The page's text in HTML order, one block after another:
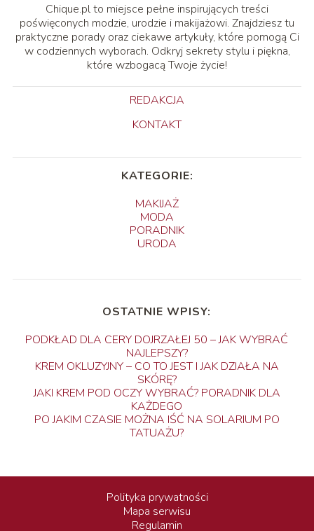
Chique.pl to miejsce pełne inspirujących treści
poświęconych modzie, urodzie i makijażowi. Znajdziesz tu
praktyczne porady oraz ciekawe artykuły, które pomogą Ci
w codziennych wyborach. Odkryj sekrety stylu i piękna,
które wzbogacą Twoje życie!
REDAKCJA
KONTAKT
KATEGORIE:
MAKIJAŻ
MODA
PORADNIK
URODA
OSTATNIE WPISY:
PODKŁAD DLA CERY DOJRZAŁEJ 50 – JAK WYBRAĆ
NAJLEPSZY?
KREM OKLUZYJNY – CO TO JEST I JAK DZIAŁA NA
SKÓRĘ?
JAKI KREM POD OCZY WYBRAĆ? PORADNIK DLA
KAŻDEGO
PO JAKIM CZASIE MOŻNA IŚĆ NA SOLARIUM PO
TATUAŻU?
Polityka prywatności
Mapa serwisu
Regulamin